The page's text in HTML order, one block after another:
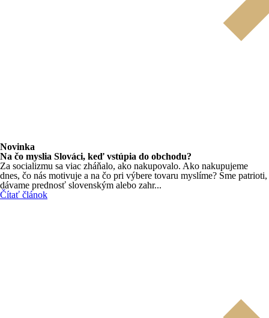
Novinka
Na čo myslia Slováci, keď vstúpia do obchodu?
Za socializmu sa viac zháňalo, ako nakupovalo. Ako nakupujeme
dnes, čo nás motivuje a na čo pri výbere tovaru myslíme? Sme patrioti,
dávame prednosť slovenským alebo zahr...
Čítať článok